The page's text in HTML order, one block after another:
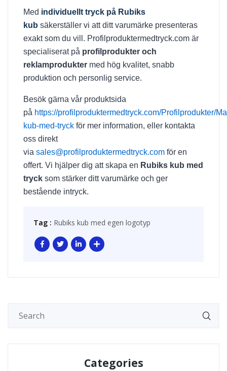
Med individuellt tryck på Rubiks
kub säkerställer vi att ditt varumärke presenteras
exakt som du vill. Profilproduktermedtryck.com är
specialiserat på profilprodukter och
reklamprodukter med hög kvalitet, snabb
produktion och personlig service.
Besök gärna vår produktsida
på https://profilproduktermedtryck.com/Profilprodukter/
kub-med-tryck för mer information, eller kontakta
oss direkt
via sales@profilproduktermedtryck.com för en
offert. Vi hjälper dig att skapa en Rubiks kub med
tryck som stärker ditt varumärke och ger
bestående intryck.
Tag : Rubiks kub med egen logotyp
Categories